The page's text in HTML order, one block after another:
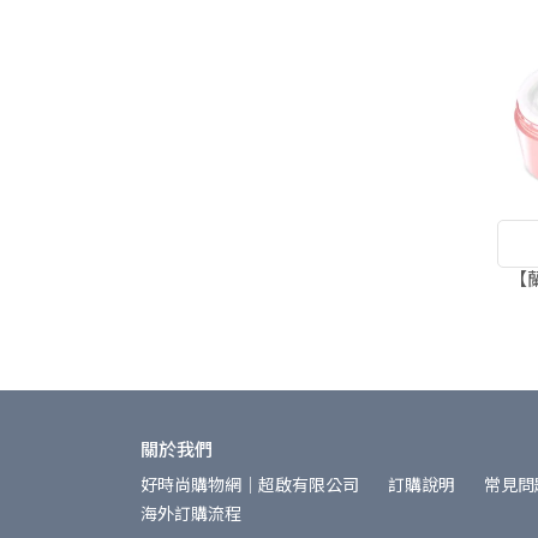
關於我們
好時尚購物網│超啟有限公司 訂購說明
常見
海外訂購流程